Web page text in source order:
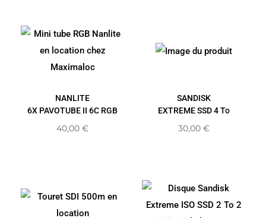
NANLITE
6X PAVOTUBE II 6C RGB
40,00 €
SANDISK
EXTREME SSD 4 To
30,00 €